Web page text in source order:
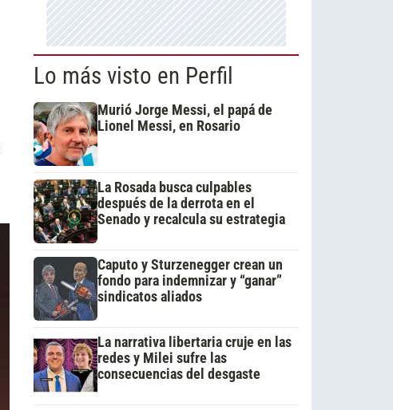
Lo más visto en Perfil
Murió Jorge Messi, el papá de
Lionel Messi, en Rosario
La Rosada busca culpables
después de la derrota en el
Senado y recalcula su estrategia
Caputo y Sturzenegger crean un
fondo para indemnizar y “ganar”
sindicatos aliados
La narrativa libertaria cruje en las
redes y Milei sufre las
consecuencias del desgaste